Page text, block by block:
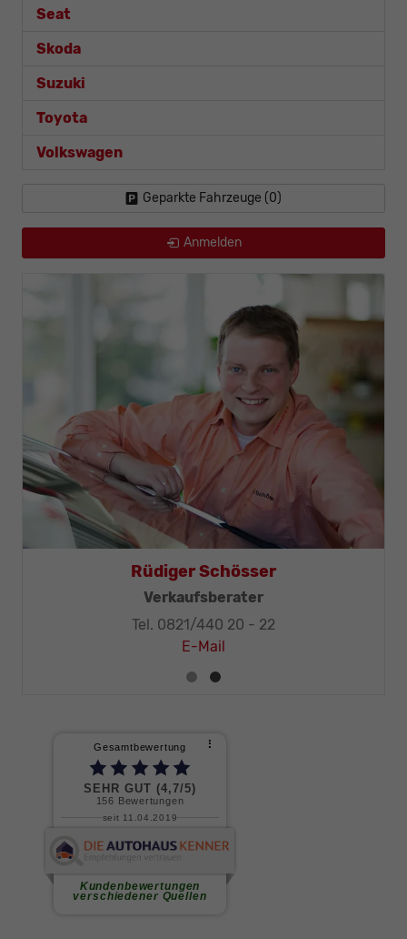
Seat
Skoda
Suzuki
Toyota
Volkswagen
Geparkte Fahrzeuge (0)
Anmelden
Thomas Mohr
Geschäftsleitung, KFZ-Techniker-Meister
Tel. 0821/440 20 - 32
E-Mail